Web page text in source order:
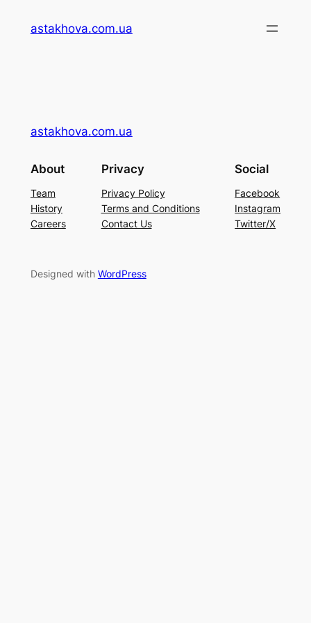
astakhova.com.ua
astakhova.com.ua
About
Team
History
Careers
Privacy
Privacy Policy
Terms and Conditions
Contact Us
Social
Facebook
Instagram
Twitter/X
Designed with WordPress